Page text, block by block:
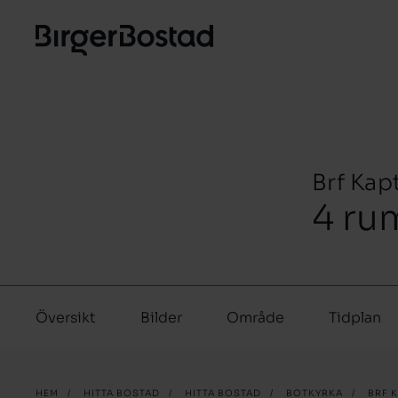
Brf
4
Översikt Bilder Område Tidplan
HEM / HITTA BOSTAD / HITTA BOSTAD / BOTKYRKA / BRF